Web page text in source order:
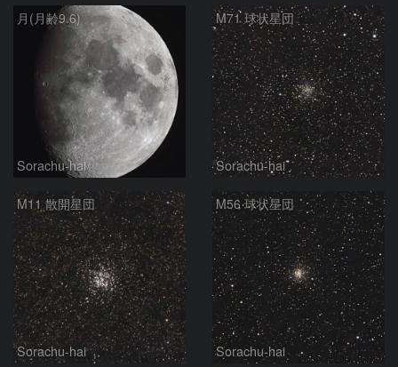
月(月齢9.6)
Sorachu-hai
M71 球状星団
Sorachu-hai
M11 散開星団
Sorachu-hai
M56 球状星団
Sorachu-hai